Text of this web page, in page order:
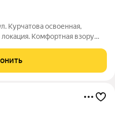
взору
с